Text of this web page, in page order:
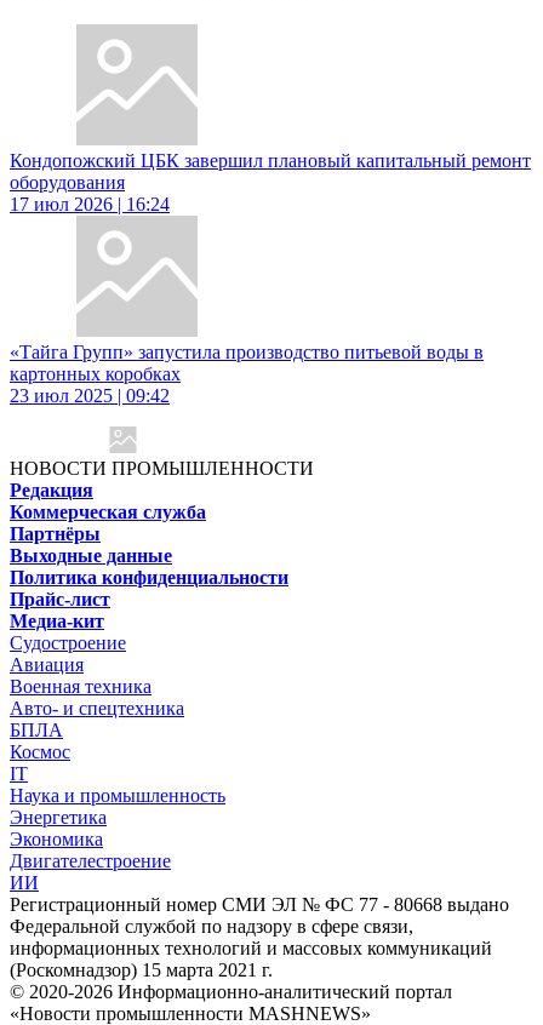
Кондопожский ЦБК завершил плановый капитальный ремонт
оборудования
17 июл 2026 | 16:24
«Тайга Групп» запустила производство питьевой воды в
картонных коробках
23 июл 2025 | 09:42
НОВОСТИ ПРОМЫШЛЕННОСТИ
Редакция
Коммерческая служба
Партнёры
Выходные данные
Политика конфиденциальности
Прайс-лист
Медиа-кит
Судостроение
Авиация
Военная техника
Авто- и спецтехника
БПЛА
Космос
IT
Наука и промышленность
Энергетика
Экономика
Двигателестроение
ИИ
Регистрационный номер СМИ ЭЛ № ФС 77 - 80668 выдано
Федеральной службой по надзору в сфере связи,
информационных технологий и массовых коммуникаций
(Роскомнадзор) 15 марта 2021 г.
© 2020-2026 Информационно-аналитический портал
«Новости промышленности MASHNEWS»